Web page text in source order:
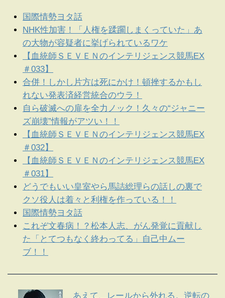
国際情勢ヨタ話
NHK性加害！「人権を蹂躙しまくっていた」あ
の大物が容疑者に挙げられているワケ
【血統師ＳＥＶＥＮのインテリジェンス競馬EX
＃033】
合併！しかし片方は死にかけ！頓挫するかもし
れない発表済経営統合のウラ！
自ら破滅への扉を全力ノック！久々の“ジャニー
ズ崩壊”情報がアツい！！
【血統師ＳＥＶＥＮのインテリジェンス競馬EX
＃032】
【血統師ＳＥＶＥＮのインテリジェンス競馬EX
＃031】
どうでもいい皇室やら馬詰総理らの話しの裏で
クソ役人は着々と利権を作っている！！
国際情勢ヨタ話
これぞ文春病！？松本人志、がん発覚に貢献し
た「とてつもなく終わってる」自己中ムー
ブ！！
あえて、レールから外れる。逆転の